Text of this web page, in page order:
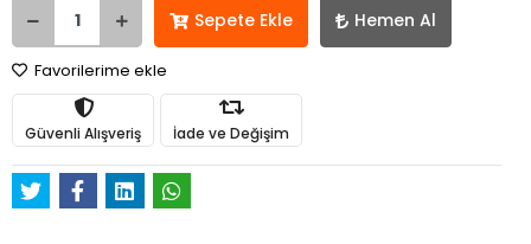
Sepete Ekle Hemen Al
Favorilerime ekle
Güvenli Alışveriş İade ve Değişim